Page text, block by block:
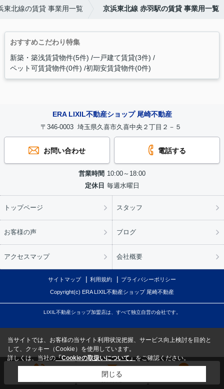
東北線の賃貸 事業用一覧 京浜東北線 赤羽駅の賃貸 事業用一覧
おすすめこだわり特集
新築・築浅賃貸物件(5件) 一戸建て賃貸(3件)
ペット可賃貸物件(0件) 初期安賃貸物件(0件)
ERA LIXIL不動産ショップ 尾崎不動産
〒346-0003 埼玉県久喜市久喜中央２丁目２－５
お問い合わせ 電話する
営業時間 10:00～18:00
定休日 毎週水曜日
トップページ スタッフ
お客様の声 ブログ
アクセスマップ 会社概要
サイトマップ 利用規約 プライバシーポリシー
Copyright(c) ERA LIXIL不動産ショップ 尾崎不動産
LIXIL不動産ショップ加盟店は、すべて独立自営の会社です。
お問合せ
当サイトでは、お客様の当サイト利用状況把握、サービス向上検討を目的と
して、クッキー（Cookie）を使用しています。
詳しくは、当社の「Cookieの取扱いについて」をご確認ください。
閉じる